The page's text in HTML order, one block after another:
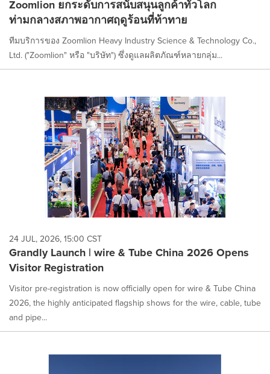
Zoomlion ยกระดับการสนับสนุนลูกค้าทั่วโลก
ท่ามกลางสภาพอากาศฤดูร้อนที่ท้าทาย
ทีมบริการของ Zoomlion Heavy Industry Science & Technology Co.,
Ltd. ("Zoomlion" หรือ "บริษัท") ซึ่งดูแลผลิตภัณฑ์หลายกลุ่ม...
24 JUL, 2026, 15:00 CST
Grandly Launch | wire & Tube China 2026 Opens
Visitor Registration
Visitor pre-registration is now officially open for wire & Tube China
2026, the highly anticipated flagship shows for the wire, cable, tube
and pipe...